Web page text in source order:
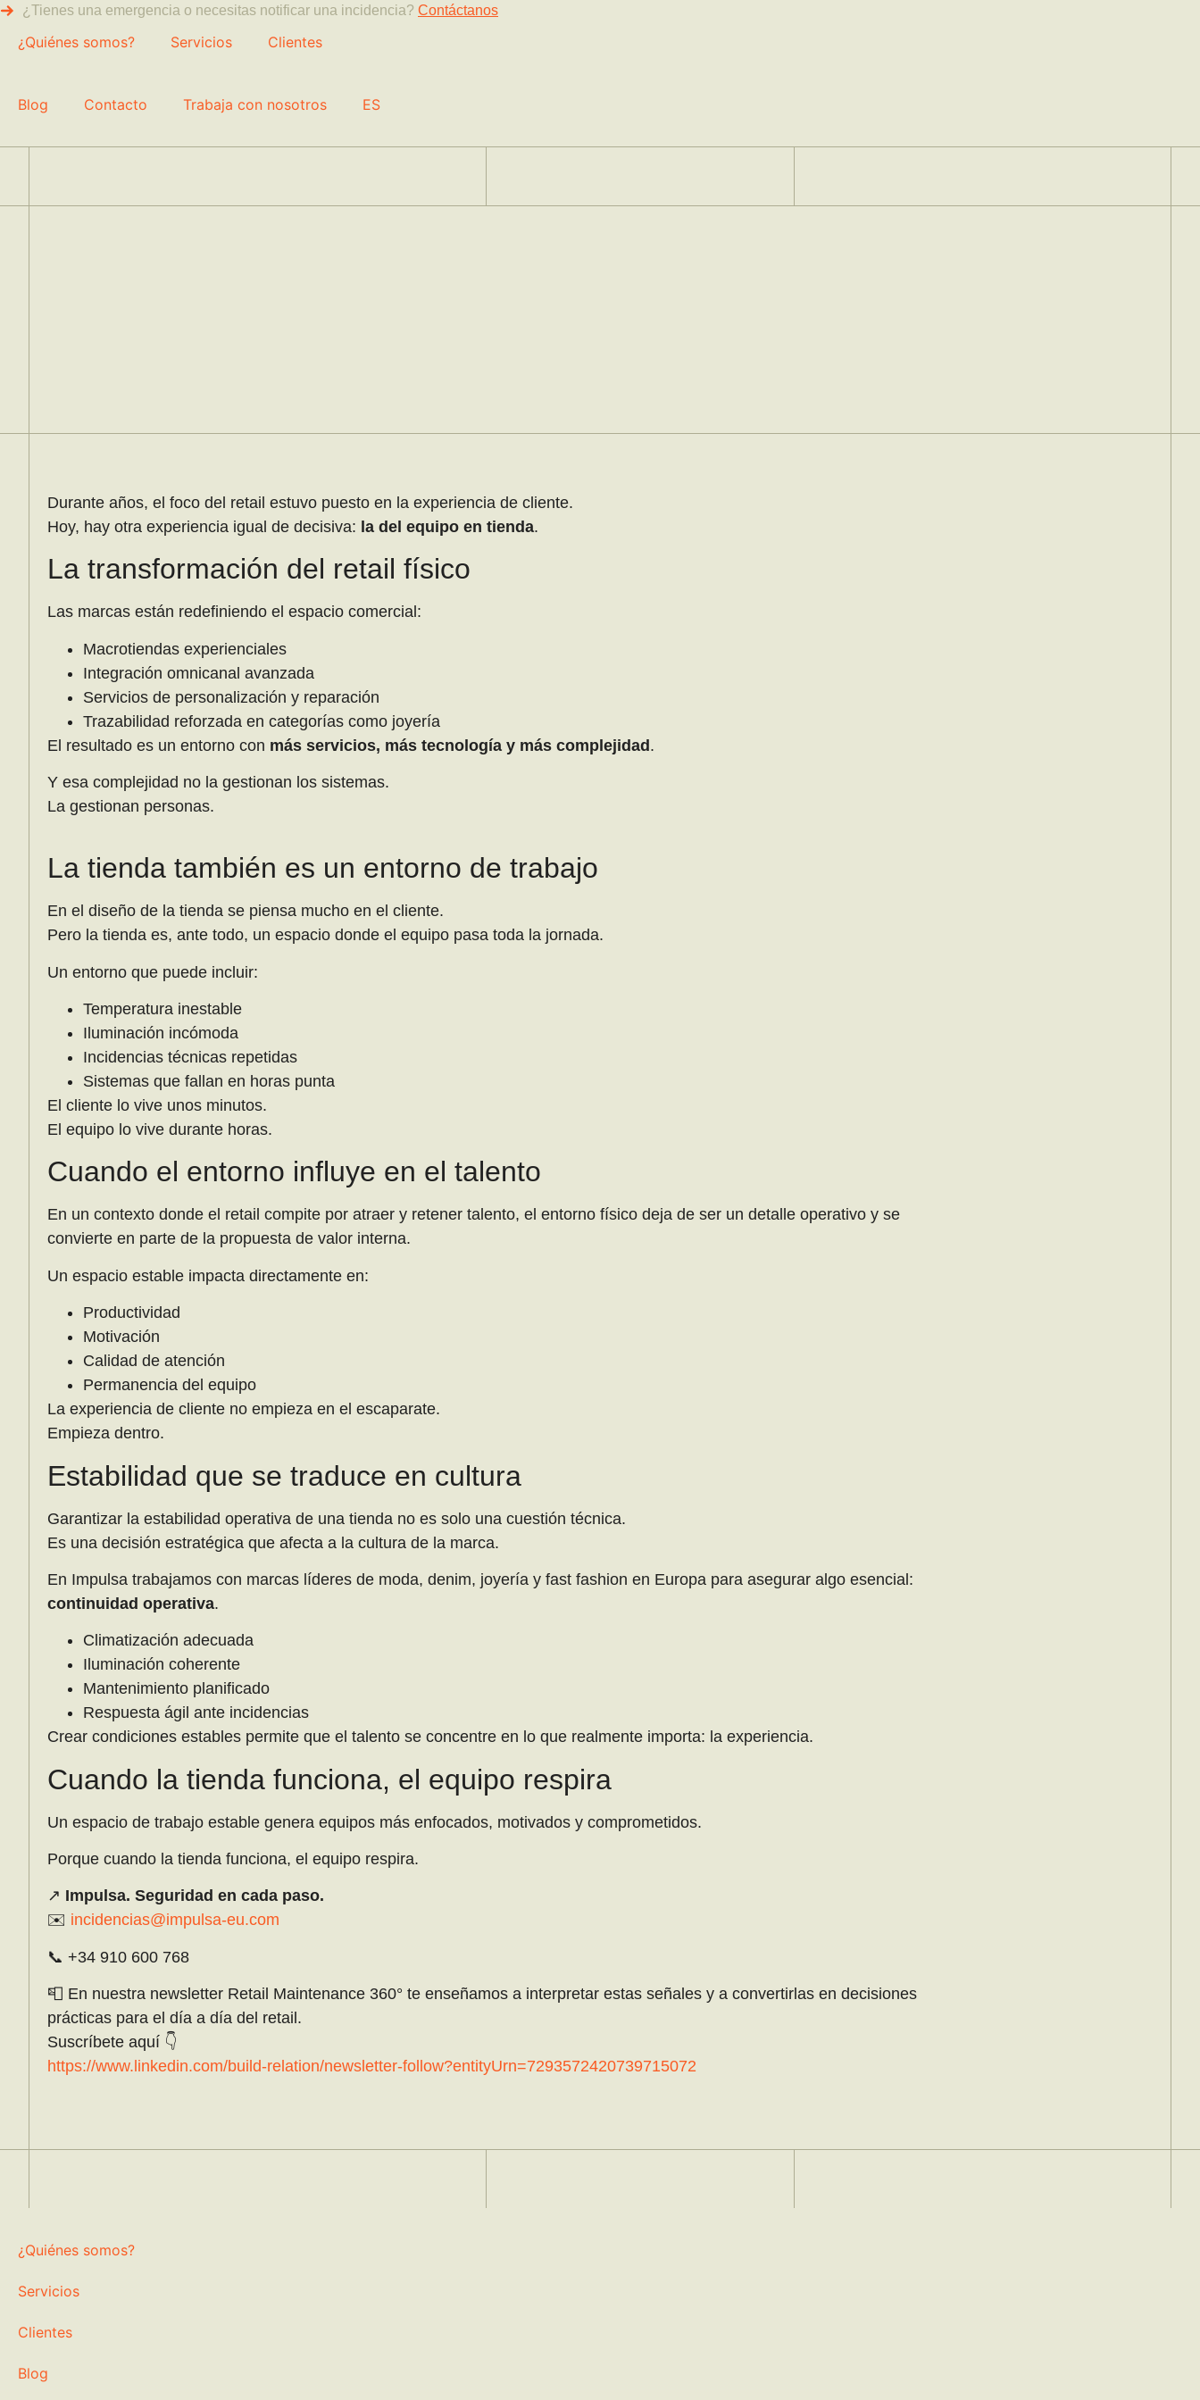
¿Tienes una emergencia o necesitas notificar una incidencia? Contáctanos
¿Quiénes somos? Servicios Clientes
Blog Contacto Trabaja con nosotros ES
Durante años, el foco del retail estuvo puesto en la experiencia de cliente.
Hoy, hay otra experiencia igual de decisiva: la del equipo en tienda.
La transformación del retail físico
Las marcas están redefiniendo el espacio comercial:
Macrotiendas experienciales
Integración omnicanal avanzada
Servicios de personalización y reparación
Trazabilidad reforzada en categorías como joyería
El resultado es un entorno con más servicios, más tecnología y más complejidad.
Y esa complejidad no la gestionan los sistemas.
La gestionan personas.
La tienda también es un entorno de trabajo
En el diseño de la tienda se piensa mucho en el cliente.
Pero la tienda es, ante todo, un espacio donde el equipo pasa toda la jornada.
Un entorno que puede incluir:
Temperatura inestable
Iluminación incómoda
Incidencias técnicas repetidas
Sistemas que fallan en horas punta
El cliente lo vive unos minutos.
El equipo lo vive durante horas.
Cuando el entorno influye en el talento
En un contexto donde el retail compite por atraer y retener talento, el entorno físico deja de ser un detalle operativo y se
convierte en parte de la propuesta de valor interna.
Un espacio estable impacta directamente en:
Productividad
Motivación
Calidad de atención
Permanencia del equipo
La experiencia de cliente no empieza en el escaparate.
Empieza dentro.
Estabilidad que se traduce en cultura
Garantizar la estabilidad operativa de una tienda no es solo una cuestión técnica.
Es una decisión estratégica que afecta a la cultura de la marca.
En Impulsa trabajamos con marcas líderes de moda, denim, joyería y fast fashion en Europa para asegurar algo esencial:
continuidad operativa.
Climatización adecuada
Iluminación coherente
Mantenimiento planificado
Respuesta ágil ante incidencias
Crear condiciones estables permite que el talento se concentre en lo que realmente importa: la experiencia.
Cuando la tienda funciona, el equipo respira
Un espacio de trabajo estable genera equipos más enfocados, motivados y comprometidos.
Porque cuando la tienda funciona, el equipo respira.
↗️ Impulsa. Seguridad en cada paso.
✉️ incidencias@impulsa-eu.com
📞 +34 910 600 768
📮 En nuestra newsletter Retail Maintenance 360° te enseñamos a interpretar estas señales y a convertirlas en decisiones
prácticas para el día a día del retail.
Suscríbete aquí 👇
https://www.linkedin.com/build-relation/newsletter-follow?entityUrn=7293572420739715072
¿Quiénes somos?
Servicios
Clientes
Blog